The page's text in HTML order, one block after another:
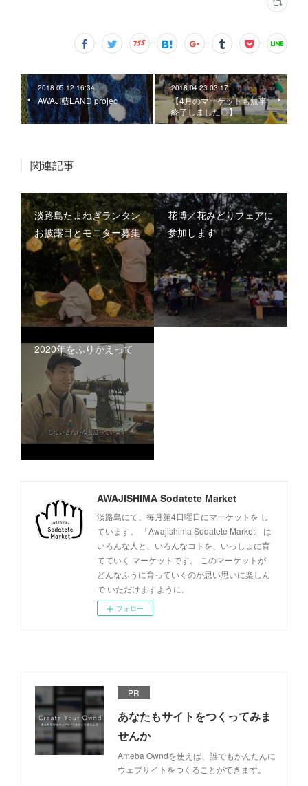
2018.05.12 16:34
AWAJI藍LAND projec
2018.04.23 03:17
【4月のマーケットも無事
終了しました◎】
関連記事
淡路島たまねぎランタン
お披露目とモニター募集
花博／花みどりフェアに
参加します
2020年をふりかえって
AWAJISHIMA Sodatete Market
淡路島にて、毎月第4日曜日にマーケットを し
ています。 「Awajishima Sodatete Market」は
いろんな人と、いろんなコトを、いっしょに育
てていく マーケットです。 このマーケットが
どんなふうに育っていくのか思い思いに楽しん
で いただけますように。
フォロー
PR
あなたもサイトをつくってみま
せんか
Ameba Owndを使えば、誰でもかんたんに
ウェブサイトをつくることができます。